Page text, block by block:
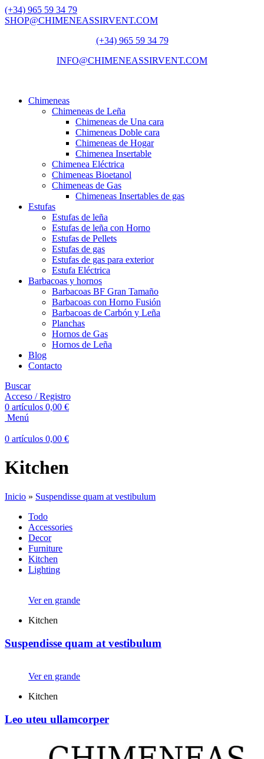
(+34) 965 59 34 79
SHOP@CHIMENEASSIRVENT.COM
(+34) 965 59 34 79
INFO@CHIMENEASSIRVENT.COM
Chimeneas
Chimeneas de Leña
Chimeneas de Una cara
Chimeneas Doble cara
Chimeneas de Hogar
Chimenea Insertable
Chimenea Eléctrica
Chimeneas Bioetanol
Chimeneas de Gas
Chimeneas Insertables de gas
Estufas
Estufas de leña
Estufas de leña con Horno
Estufas de Pellets
Estufas de gas
Estufas de gas para exterior
Estufa Eléctrica
Barbacoas y hornos
Barbacoas BF Gran Tamaño
Barbacoas con Horno Fusión
Barbacoas de Carbón y Leña
Planchas
Hornos de Gas
Hornos de Leña
Blog
Contacto
Buscar
Acceso / Registro
0 artículos 0,00 €
Menú
0 artículos 0,00 €
Kitchen
Inicio » Suspendisse quam at vestibulum
Todo
Accessories
Decor
Furniture
Kitchen
Lighting
Ver en grande
Kitchen
Suspendisse quam at vestibulum
Ver en grande
Kitchen
Leo uteu ullamcorper